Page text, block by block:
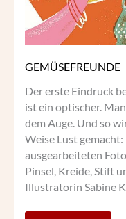
GEMÜSEFREUNDE
Der erste Eindruck
ist ein optischer.
dem Auge. Und so
Weise Lust
ausgearbeiteten
Pinsel, Kreide, Stift
Illustratorin Sabine